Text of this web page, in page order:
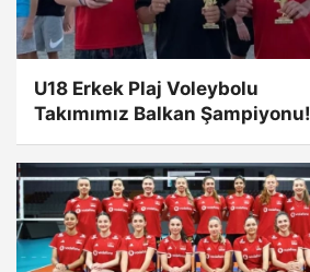
U18 Erkek Plaj Voleybolu
Takımımız Balkan Şampiyonu!